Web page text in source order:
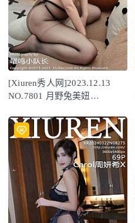
[Xiuren秀人网]2023.12.13
NO.7801 月野兔美妞